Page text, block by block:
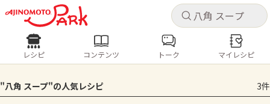
キャ
ログインするとレシピを保存できます
ログイン
キャ
レシピ コンテンツ
レシピ コンテンツ トーク マイレシピ
"八角 スープ"の人気レシピ 3件